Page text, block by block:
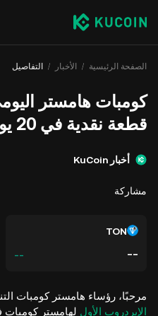
الصفحة الرئيسية الأخبار التفاصيل
قطعة نقدية في 20 يوليو 2024
أخبار KuCoin
مشاركة
TON
--
--
مرحبًا، رؤساء هامستر كومبات
الإيردروب الأول لهامستر